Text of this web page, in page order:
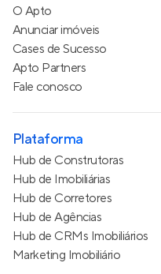
O Apto
Anunciar imóveis
Cases de Sucesso
Apto Partners
Fale conosco
Plataforma
Hub de Construtoras
Hub de Imobiliárias
Hub de Corretores
Hub de Agências
Hub de CRMs Imobiliários
Marketing Imobiliário